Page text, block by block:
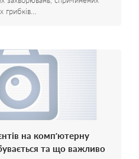
на комп’ютерну
та що важливо